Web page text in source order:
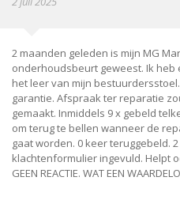
2 maanden geleden is mijn MG
onderhoudsbeurt geweest. Ik heb
het leer van mijn
garantie. Afspraak ter reparatie
gemaakt. Inmiddels 9 x gebeld
om terug te bellen wanneer de
gaat worden. 0 keer teruggebeld.
klachtenformulier ingevuld. Helpt
GEEN REACTIE. WAT EEN